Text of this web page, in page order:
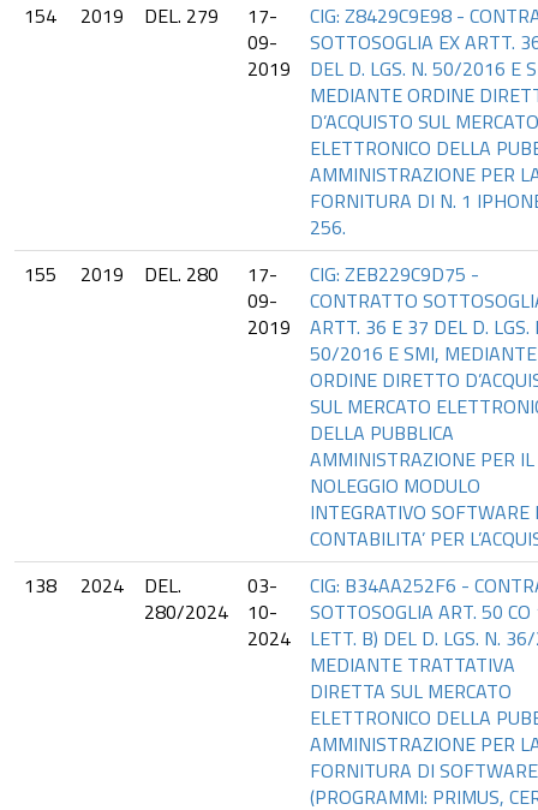
154
2019 DEL. 279
17-
09-
2019
CIG: Z8429C9E98 -
SOTTOSOGLIA EX ARTT.
DEL D. LGS. N. 50/2016 E
MEDIANTE ORDINE
D’ACQUISTO SUL MERCATO
ELETTRONICO DELLA
AMMINISTRAZIONE PER
FORNITURA DI N. 1
256.
155
2019 DEL. 280
17-
09-
2019
CIG: ZEB229C9D75 -
CONTRATTO
ARTT. 36 E 37 DEL D. LGS.
50/2016 E SMI, MEDIANTE
ORDINE DIRETTO
SUL MERCATO
DELLA PUBBLICA
AMMINISTRAZIONE PER IL
NOLEGGIO MODULO
INTEGRATIVO SOFTWARE
CONTABILITA’ PER
138
2024
DEL.
280/2024
03-
10-
2024
CIG: B34AA252F6 -
SOTTOSOGLIA ART. 50 CO
LETT. B) DEL D. LGS. N.
MEDIANTE TRATTATIVA
DIRETTA SUL MERCATO
ELETTRONICO DELLA
AMMINISTRAZIONE PER
FORNITURA DI
(PROGRAMMI: PRIMUS,